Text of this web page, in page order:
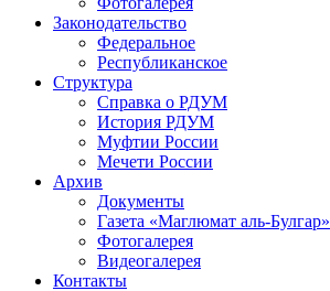
Законодательство
Федеральное
Республиканское
Структура
Справка о РДУМ
История РДУМ
Муфтии России
Мечети России
Архив
Документы
Газета «Маглюмат аль-Булгар»
Фотогалерея
Видеогалерея
Контакты